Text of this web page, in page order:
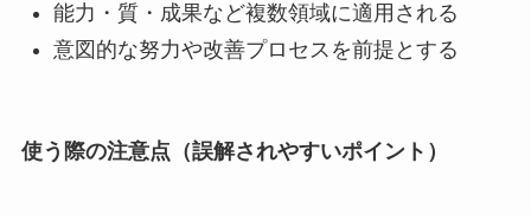
能力・質・成果など複数領域に適用される
意図的な努力や改善プロセスを前提とする
使う際の注意点（誤解されやすいポイント）